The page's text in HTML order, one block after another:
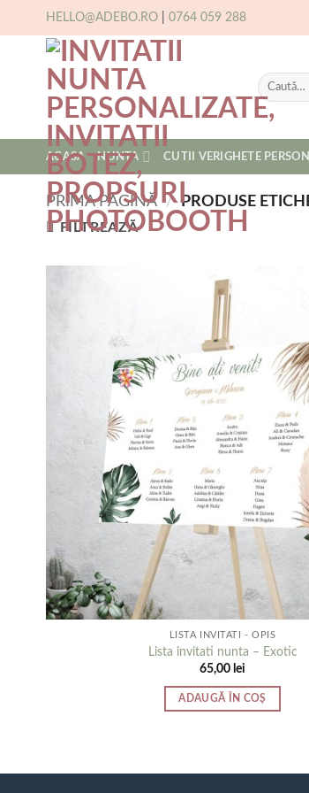
content
HELLO@ADEBO.RO 0764 059 288
Caută
după:
ACASA NUNTA CUTII VERIGHETE
PRIMA PAGINĂ / PRODUSE
FILTREAZĂ
LISTA INVITATI - OPIS
Lista invitati nunta – Exotic
65,00 lei
ADAUGĂ ÎN COȘ